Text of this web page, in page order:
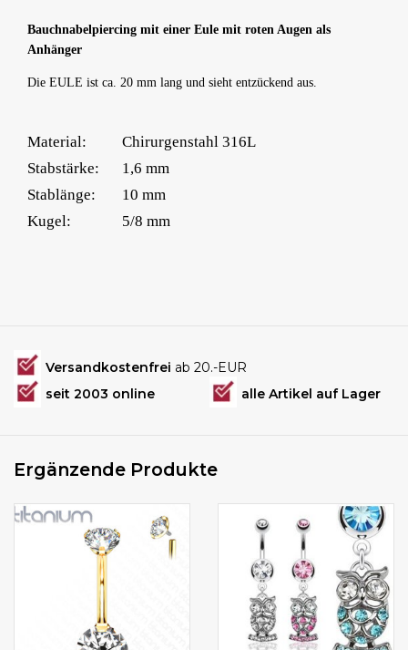
Bauchnabelpiercing mit einer Eule mit roten Augen als
Anhänger
Die EULE ist ca. 20 mm lang und sieht entzückend aus.
Material:
Chirurgenstahl 316L
Stabstärke:
1,6 mm
Stablänge:
10 mm
Kugel:
5/8 mm
Versandkostenfrei ab 20.-EUR
seit 2003 online
alle Artikel auf Lager
Ergänzende Produkte